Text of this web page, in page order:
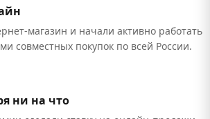
магазин и начали активно работать
совместных покупок по всей России.
ни на что